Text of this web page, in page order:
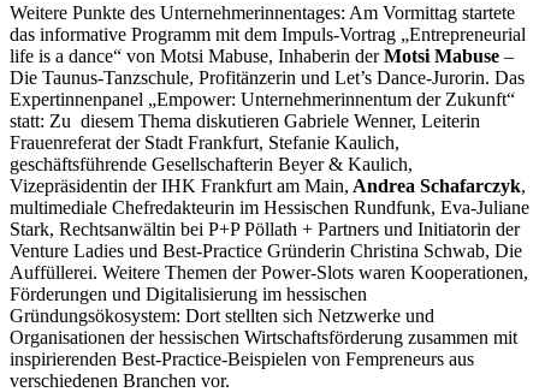
Weitere Punkte des Unternehmerinnentages: Am Vormittag startete
das informative Programm mit dem Impuls-Vortrag „Entrepreneurial
life is a dance“ von Motsi Mabuse, Inhaberin derMotsi Mabuse –
Die Taunus-Tanzschule, Profitänzerin und Let’s Dance-Jurorin. Das
Expertinnenpanel „Empower: Unternehmerinnentum der Zukunft“
statt: Zu diesem Thema diskutieren Gabriele Wenner, Leiterin
Frauenreferat der Stadt Frankfurt, Stefanie Kaulich,
geschäftsführende Gesellschafterin Beyer & Kaulich,
Vizepräsidentin der IHK Frankfurt am Main, Andrea Schafarczyk,
multimediale Chefredakteurin im Hessischen Rundfunk, Eva-Juliane
Stark, Rechtsanwältin bei P+P Pöllath + Partners und Initiatorin der
Venture Ladies und Best-Practice Gründerin Christina Schwab, Die
Auffüllerei. Weitere Themen der Power-Slots waren Kooperationen,
Förderungen und Digitalisierung im hessischen
Gründungsökosystem: Dort stellten sich Netzwerke und
Organisationen der hessischen Wirtschaftsförderung zusammen mit
inspirierenden Best-Practice-Beispielen von Fempreneurs aus
verschiedenen Branchen vor.